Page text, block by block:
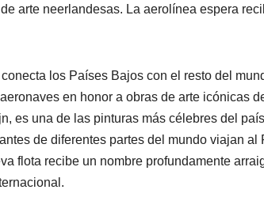
arte neerlandesas. La aerolínea espera
los Países Bajos con el resto del
en honor a obras de arte icónicas
es una de las pinturas más célebres del
de diferentes partes del mundo viajan
flota recibe un nombre profundamente